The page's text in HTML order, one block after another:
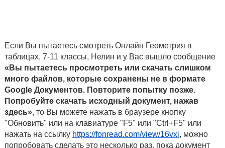
Если Вы пытаетесь смотреть Онлайн Геометрия в
таблицах, 7-11 классы, Нелин и у Вас вышло сообщение
«Вы пытаетесь просмотреть или скачать слишком
много файлов, которые сохранены не в формате
Google Документов. Повторите попытку позже.
Попробуйте скачать исходный документ, нажав
здесь», то Вы можете нажать в браузере кнопку
"Обновить" или на клавиатуре "F5" или "Ctrl+F5" или
нажать на ссылку https://fonread.com/view/16vxi, можно
попробовать сделать это несколько раз, пока документ